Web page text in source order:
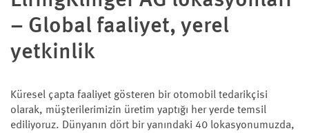
– Global faaliyet, yerel
yetkinlik
Küresel çapta faaliyet gösteren bir otomobil tedarikçisi
olarak, müşterilerimizin üretim yaptığı her yerde temsil
ediliyoruz. Dünyanın dört bir yanındaki 40 lokasyonumuzda,